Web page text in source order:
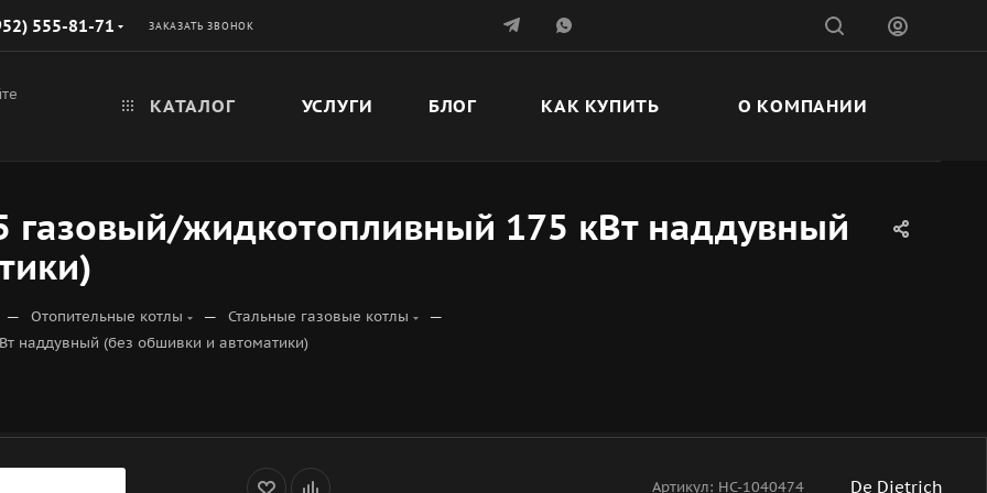
555-81-71 ЗАКАЗАТЬ ЗВОНОК
КАТАЛОГ УСЛУГИ БЛОГ КАК КУПИТЬ О КОМПАНИИ
газовый/жидкотопливный 175 кВт наддувный
— Отопительные котлы — Стальные газовые котлы —
наддувный (без обшивки и автоматики)
Артикул: НС-1040474 De Dietrich